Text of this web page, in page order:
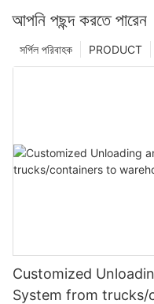
আপনি পছন্দ করতে পারেন
PRODUCT
সর্পিল পরিবাহক
Customized
System from